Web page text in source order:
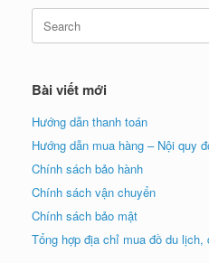
Search
for:
Bài viết mới
Hướng dẫn thanh toán
Hướng dẫn mua hàng – Nội quy
Chính sách bảo hành
Chính sách vận chuyển
Chính sách bảo mật
Tổng hợp địa chỉ mua đồ du lịch,